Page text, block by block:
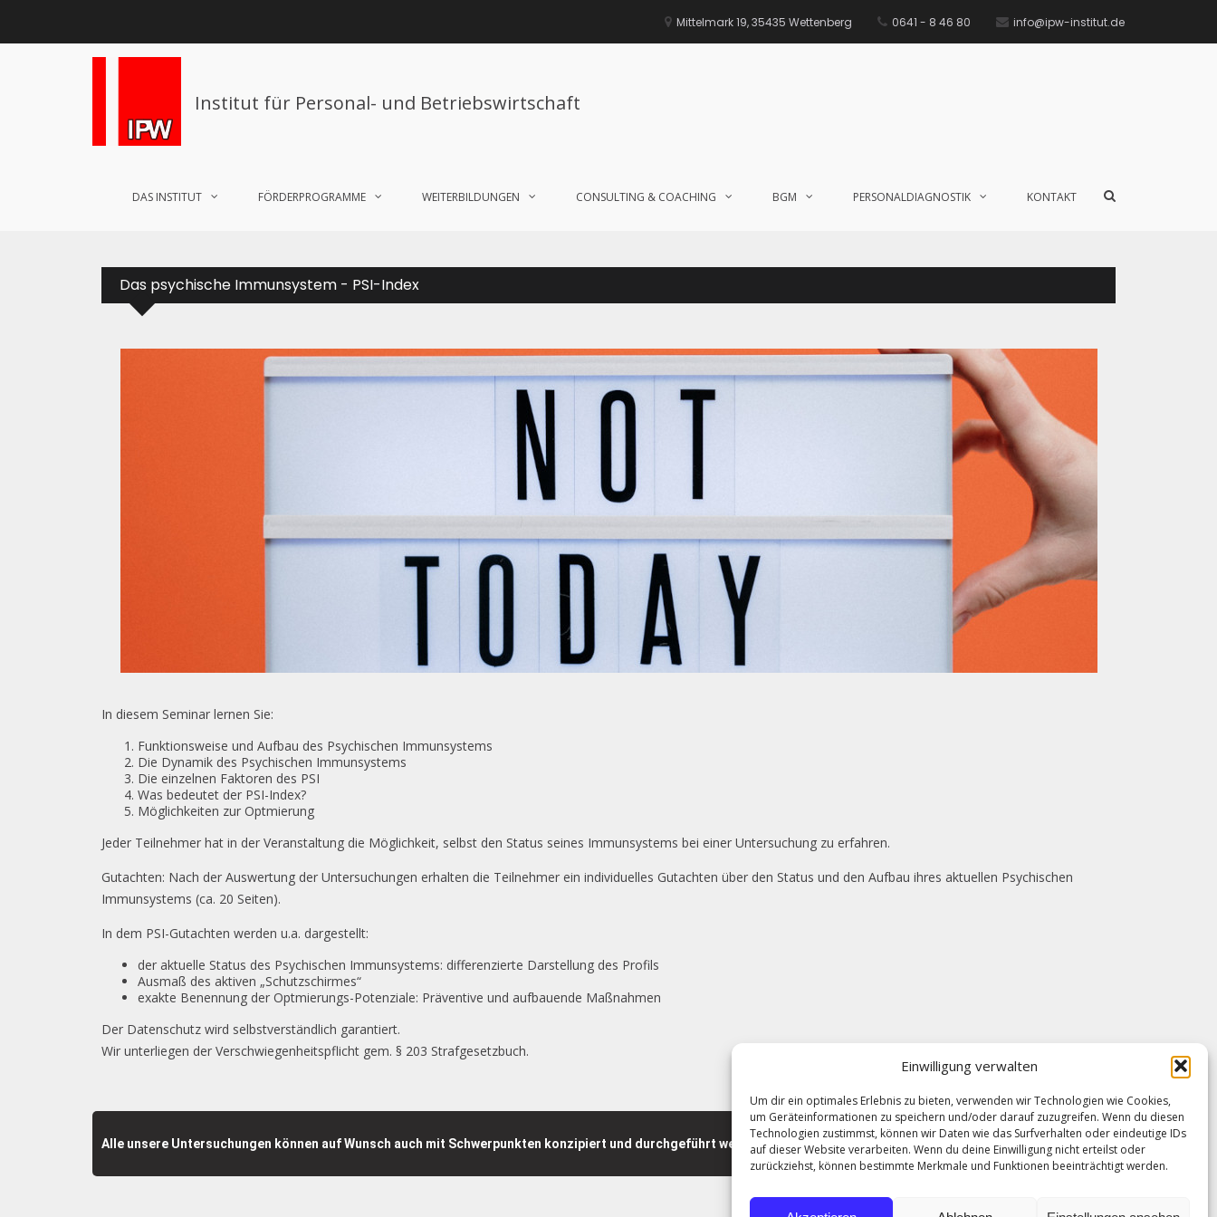
Einwilligung verwalten
Um dir ein optimales Erlebnis zu bieten, verwenden wir Technologien wie Cookies,
um Geräteinformationen zu speichern und/oder darauf zuzugreifen. Wenn du diesen
Technologien zustimmst, können wir Daten wie das Surfverhalten oder eindeutige IDs
auf dieser Website verarbeiten. Wenn du deine Einwilligung nicht erteilst oder
zurückziehst, können bestimmte Merkmale und Funktionen beeinträchtigt werden.
Mittelmark 19, 35435 Wettenberg 0641 - 8 46 80 info@ipw-institut.de
Institut für Personal- und Betriebswirtschaft
DAS INSTITUT FÖRDERPROGRAMME WEITERBILDUNGEN CONSULTING & COACHING BGM PERSONALDIAGNOSTIK KONTAKT
Das psychische Immunsystem - PSI-Index
In diesem Seminar lernen Sie:
Funktionsweise und Aufbau des Psychischen Immunsystems
Die Dynamik des Psychischen Immunsystems
Die einzelnen Faktoren des PSI
Was bedeutet der PSI-Index?
Möglichkeiten zur Optmierung
Jeder Teilnehmer hat in der Veranstaltung die Möglichkeit, selbst den Status seines Immunsystems bei einer Untersuchung zu erfahren.
Gutachten: Nach der Auswertung der Untersuchungen erhalten die Teilnehmer ein individuelles Gutachten über den Status und den Aufbau ihres aktuellen Psychischen
Immunsystems (ca. 20 Seiten).
In dem PSI-Gutachten werden u.a. dargestellt:
der aktuelle Status des Psychischen Immunsystems: differenzierte Darstellung des Profils
Ausmaß des aktiven „Schutzschirmes“
exakte Benennung der Optmierungs-Potenziale: Präventive und aufbauende Maßnahmen
Der Datenschutz wird selbstverständlich garantiert.
Wir unterliegen der Verschwiegenheitspflicht gem. § 203 Strafgesetzbuch.
Alle unsere Untersuchungen können auf Wunsch auch mit Schwerpunkten konzipiert und durchgeführt werden! FRAGEN SIE UNS